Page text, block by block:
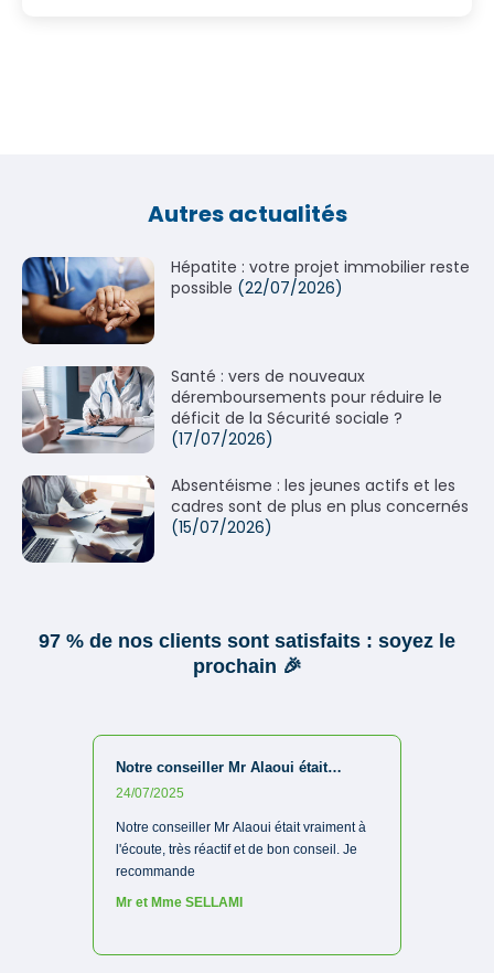
Autres actualités
Hépatite : votre projet immobilier reste
possible (22/07/2026)
Santé : vers de nouveaux
déremboursements pour réduire le
déficit de la Sécurité sociale ?
(17/07/2026)
Absentéisme : les jeunes actifs et les
cadres sont de plus en plus concernés
(15/07/2026)